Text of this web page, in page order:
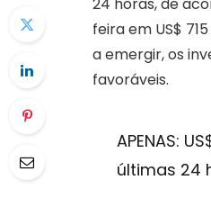
feira em US$
a emergir, os
favoráveis.
APENAS:
últimas 24